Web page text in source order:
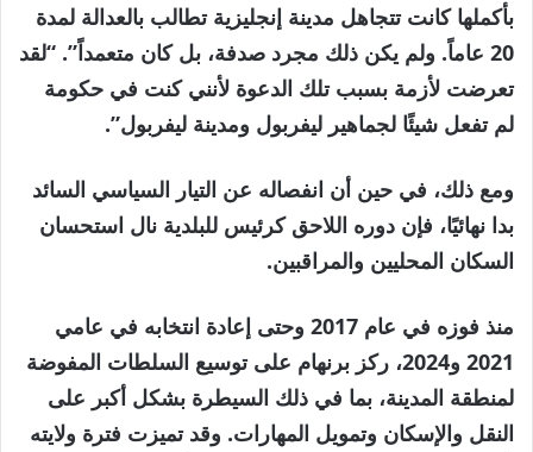
بأكملها كانت تتجاهل مدينة إنجليزية تطالب بالعدالة لمدة
20 عاماً. ولم يكن ذلك مجرد صدفة، بل كان متعمداً”. “لقد
تعرضت لأزمة بسبب تلك الدعوة لأنني كنت في حكومة
لم تفعل شيئًا لجماهير ليفربول ومدينة ليفربول”.
ومع ذلك، في حين أن انفصاله عن التيار السياسي السائد
بدا نهائيًا، فإن دوره اللاحق كرئيس للبلدية نال استحسان
السكان المحليين والمراقبين.
منذ فوزه في عام 2017 وحتى إعادة انتخابه في عامي
2021 و2024، ركز برنهام على توسيع السلطات المفوضة
لمنطقة المدينة، بما في ذلك السيطرة بشكل أكبر على
النقل والإسكان وتمويل المهارات. وقد تميزت فترة ولايته